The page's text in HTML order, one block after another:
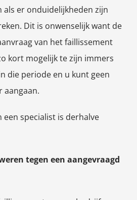
als er onduidelijkheden zijn
Dit is onwenselijk want de
van het faillissement
kort mogelijk te zijn immers
die periode en u kunt geen
aangaan.
een specialist is derhalve
tegen een aangevraagd